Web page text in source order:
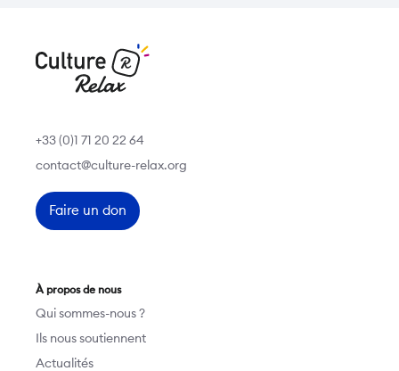
+33 (0)1 71 20 22 64
contact@culture-relax.org
Faire un don
À propos de nous
Qui sommes-nous ?
Ils nous soutiennent
Actualités